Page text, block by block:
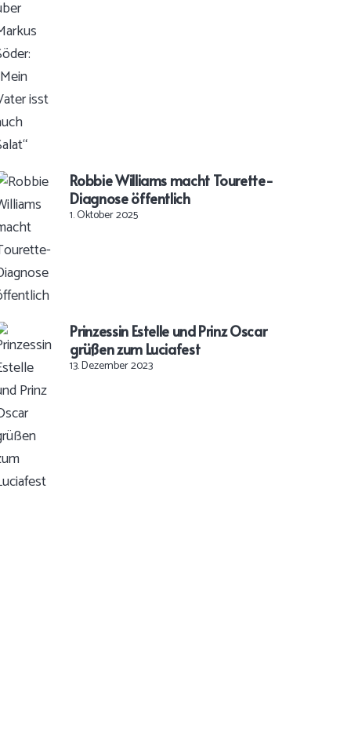
Robbie Williams macht Tourette-
Diagnose öffentlich
1. Oktober 2025
Prinzessin Estelle und Prinz Oscar
grüßen zum Luciafest
13. Dezember 2023